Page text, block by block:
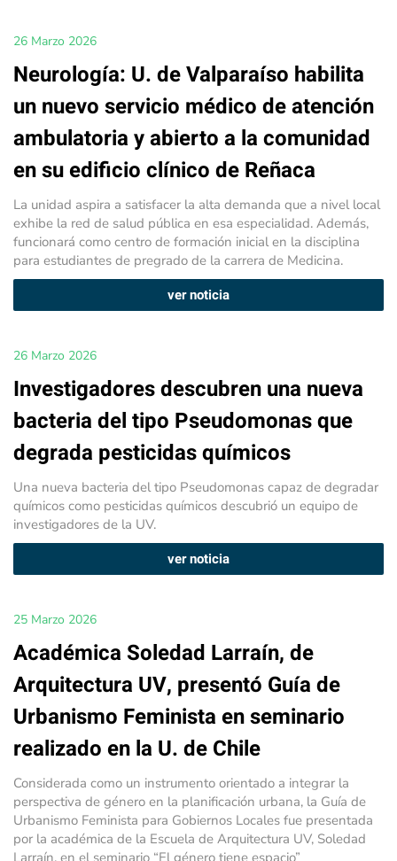
26 Marzo 2026
Neurología: U. de Valparaíso habilita
un nuevo servicio médico de atención
ambulatoria y abierto a la comunidad
en su edificio clínico de Reñaca
La unidad aspira a satisfacer la alta demanda que a nivel local
exhibe la red de salud pública en esa especialidad. Además,
funcionará como centro de formación inicial en la disciplina
para estudiantes de pregrado de la carrera de Medicina.
ver noticia
26 Marzo 2026
Investigadores descubren una nueva
bacteria del tipo Pseudomonas que
degrada pesticidas químicos
Una nueva bacteria del tipo Pseudomonas capaz de degradar
químicos como pesticidas químicos descubrió un equipo de
investigadores de la UV.
ver noticia
25 Marzo 2026
Académica Soledad Larraín, de
Arquitectura UV, presentó Guía de
Urbanismo Feminista en seminario
realizado en la U. de Chile
Considerada como un instrumento orientado a integrar la
perspectiva de género en la planificación urbana, la Guía de
Urbanismo Feminista para Gobiernos Locales fue presentada
por la académica de la Escuela de Arquitectura UV, Soledad
Larraín, en el seminario “El género tiene espacio”